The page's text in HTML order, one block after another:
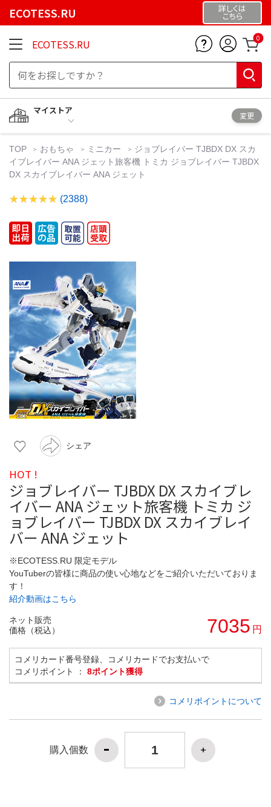
ECOTESS.RU 詳しくは
こちら
ECOTESS.RU 0
マイストア
変更
TOP おもちゃ ミニカー
ジョブレイバー TJBDX DX スカ
イブレイバー ANA ジェット旅客機 トミカ ジョブレイバー TJBDX
DX スカイブレイバー ANA ジェット
(2388)
シェア
HOT !
ジョブレイバー TJBDX DX スカイブレ
イバー ANA ジェット旅客機 トミカ ジ
ョブレイバー TJBDX DX スカイブレイ
バー ANA ジェット
※ECOTESS.RU 限定モデル
YouTuberの皆様に商品の使い心地などをご紹介いただいておりま
す！
紹介動画はこちら
ネット販売
価格（税込）
7035 円
コメリカード番号登録、コメリカードでお支払いで
コメリポイント ： 8ポイント獲得
コメリポイントについて
購入個数